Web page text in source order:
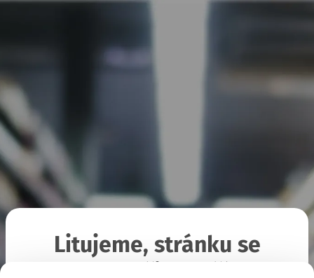
Litujeme, stránku se